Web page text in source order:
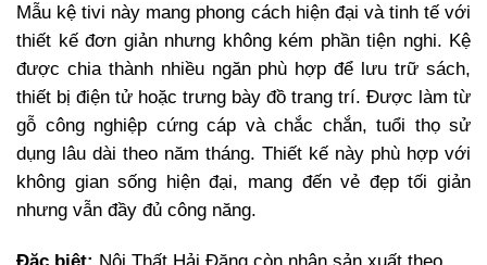
Mẫu kệ tivi này mang phong cách hiện đại và tinh tế với
thiết kế đơn giản nhưng không kém phần tiện nghi. Kệ
được chia thành nhiều ngăn phù hợp để lưu trữ sách,
thiết bị điện tử hoặc trưng bày đồ trang trí. Được làm từ
gỗ công nghiệp cứng cáp và chắc chắn, tuổi thọ sử
dụng lâu dài theo năm tháng. Thiết kế này phù hợp với
không gian sống hiện đại, mang đến vẻ đẹp tối giản
nhưng vẫn đầy đủ công năng.